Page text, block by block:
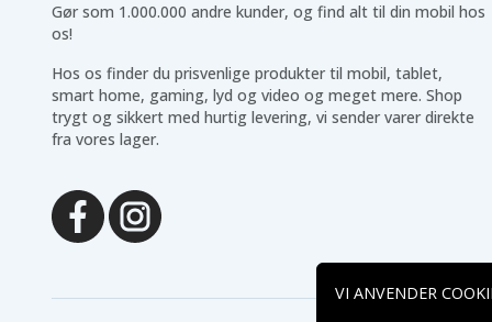
Gør som 1.000.000 andre kunder, og find alt til din mobil hos
os!
Hos os finder du prisvenlige produkter til mobil, tablet,
smart home, gaming, lyd og video og meget mere. Shop
trygt og sikkert med hurtig levering, vi sender varer direkte
fra vores lager.
VI ANVENDER